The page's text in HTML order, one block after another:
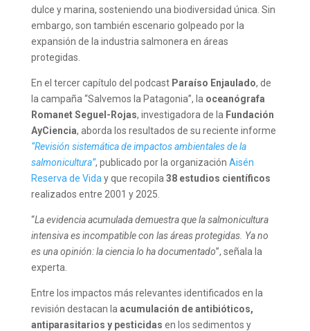
dulce y marina, sosteniendo una biodiversidad única. Sin
embargo, son también escenario golpeado por la
expansión de la industria salmonera en áreas
protegidas.
En el tercer capítulo del podcast Paraíso Enjaulado, de
la campaña “Salvemos la Patagonia”, la oceanógrafa
Romanet Seguel-Rojas, investigadora de la Fundación
AyCiencia, aborda los resultados de su reciente informe
“Revisión sistemática de impactos ambientales de la
salmonicultura”, publicado por la organización Aisén
Reserva de Vida y que recopila 38 estudios científicos
realizados entre 2001 y 2025.
“La evidencia acumulada demuestra que la salmonicultura
intensiva es incompatible con las áreas protegidas. Ya no
es una opinión: la ciencia lo ha documentado”, señala la
experta.
Entre los impactos más relevantes identificados en la
revisión destacan la acumulación de antibióticos,
antiparasitarios y pesticidas en los sedimentos y